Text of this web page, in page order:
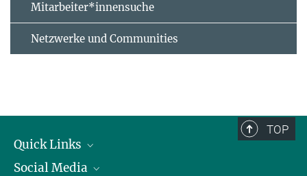
Mitarbeiter*innensuche
Netzwerke und Communities
TOP
Quick Links
Forschungsgruppen
Social Media